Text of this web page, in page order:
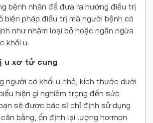
bệnh nhân để đưa ra hướng điều trị
biện pháp điều trị mà người bệnh có
như nhằm loại bỏ hoặc ngăn ngừa
khối u.
u xơ tử cung
người có khối u nhỏ, kích thước dưới
hiện gì nghiêm trọng đến sức
sẽ được bác sĩ chỉ định sử dụng
bằng, ổn định lại lượng hormon